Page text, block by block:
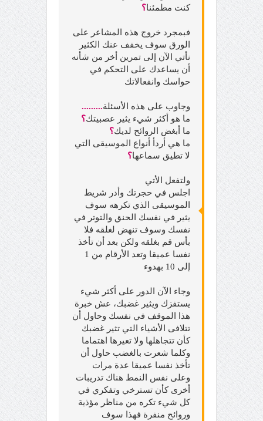
كنت مطمئنا؟
فبمجرد خروج هذه المشاعر على
الورق سوف يخفف عنك الكثير
نأتي الآن إلى تمرين أخر من شأنه
أن يساعدك على التحكم في
حواسك وانفعالاتك
وجاوب على هذه الأسئلة.........
ما هو أكثر شيء يثير عصبيتك؟
ما أبغض الروائح لديك؟
ما هي أردأ أنواع الموسيقى التي
لا تطيق سماعها؟
ولتفعل الأتي
اجلس في حجرتك وأدر شريط
الموسيقى الذي تكرهه سوف
يثير في نفسك الحنق والتوتر في
نفسك وسوف تنهض لغلقه فلا
بأس قم بغلقه ولكن بعد أن تأخذ
نفسا عميقا وتعد الأرقام من 1
إلى 10 بهدوء
وجاء الآن الدور على أكثر شيء
يستفزك ويثير غضبك، عش خبرة
هذا الموقف في نفسك وحاول أن
تتلافى الأشياء التي تثير غضبك
كأن تتجاهلها ولا تعيرها اهتماما
وكلما شعرت بالغضب حاول أن
تأخذ نفسا عميقا عدة مرات
وعلى نفس النمط هناك تدريبات
أخرى كأن تسترخي وتفكري في
كل شيء تكره من مناظر مؤذية
وروائح منفرة فهذا سوف